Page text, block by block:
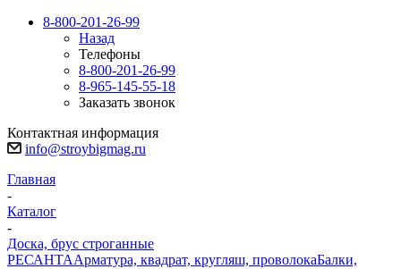
8-800-201-26-99
Назад
Телефоны
8-800-201-26-99
8-965-145-55-18
Заказать звонок
Контактная информация
info@stroybigmag.ru
Главная
-
Каталог
-
Доска, брус строганные
РЕСАНТААрматура, квадрат, кругляш, проволокаБалки,